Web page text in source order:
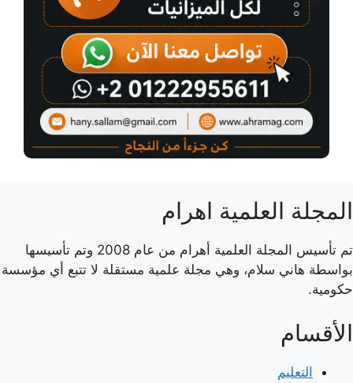
المجلة العلمية اهرام
تم تأسيس المجلة العلمية أهرام من عام 2008 وتم تأسيسها
بواسطة هاني سلام، وهي مجلة علمية مستقلة لا تتبع أي مؤسسة
حكومية.
الأقسام
التعليم